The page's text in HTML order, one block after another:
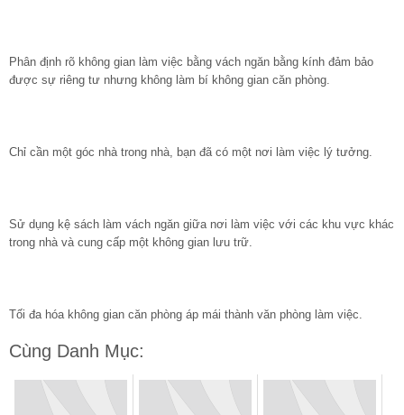
Phân định rõ không gian làm việc bằng vách ngăn bằng kính đảm bảo
được sự riêng tư nhưng không làm bí không gian căn phòng.
Chỉ cần một góc nhà trong nhà, bạn đã có một nơi làm việc lý tưởng.
Sử dụng kệ sách làm vách ngăn giữa nơi làm việc với các khu vực khác
trong nhà và cung cấp một không gian lưu trữ.
Tối đa hóa không gian căn phòng áp mái thành văn phòng làm việc.
Cùng Danh Mục: